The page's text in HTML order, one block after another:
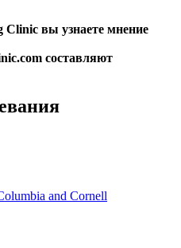
вы узнаете мнение
составляют
and Cornell